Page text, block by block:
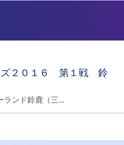
ズ２０１６ 第１戦 鈴
ランド鈴鹿（三...